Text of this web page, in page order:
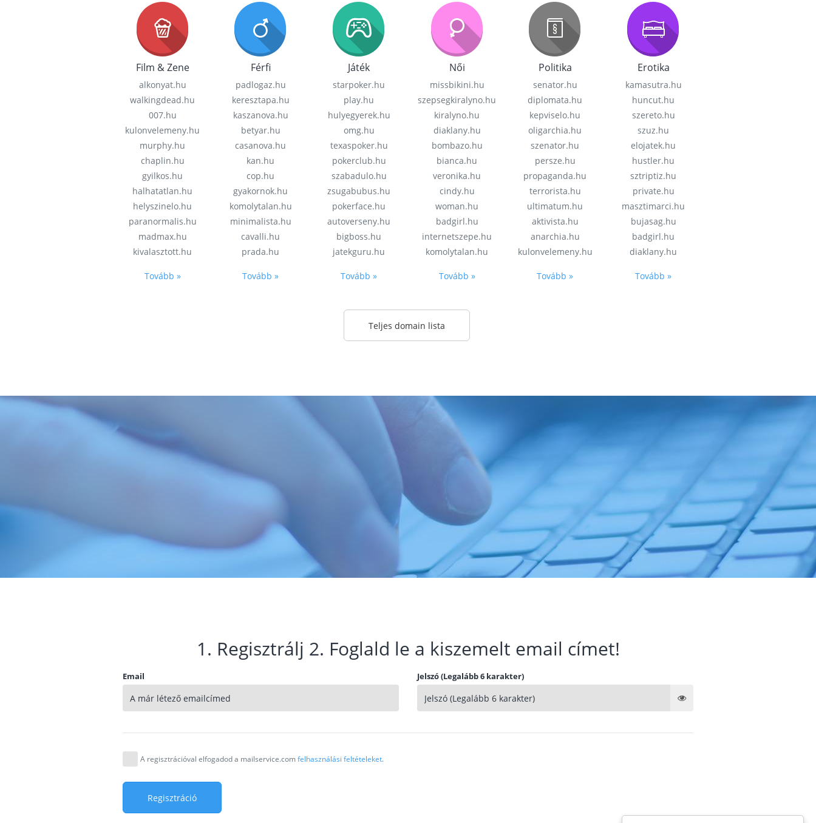
Film & Zene
alkonyat.hu
walkingdead.hu
007.hu
kulonvelemeny.hu
murphy.hu
chaplin.hu
gyilkos.hu
halhatatlan.hu
helyszinelo.hu
paranormalis.hu
madmax.hu
kivalasztott.hu
Tovább »
Férfi
padlogaz.hu
keresztapa.hu
kaszanova.hu
betyar.hu
casanova.hu
kan.hu
cop.hu
gyakornok.hu
komolytalan.hu
minimalista.hu
cavalli.hu
prada.hu
Tovább »
Játék
starpoker.hu
play.hu
hulyegyerek.hu
omg.hu
texaspoker.hu
pokerclub.hu
szabadulo.hu
zsugabubus.hu
pokerface.hu
autoverseny.hu
bigboss.hu
jatekguru.hu
Tovább »
Női
missbikini.hu
szepsegkiralyno.hu
kiralyno.hu
diaklany.hu
bombazo.hu
bianca.hu
veronika.hu
cindy.hu
woman.hu
badgirl.hu
internetszepe.hu
komolytalan.hu
Tovább »
Politika
senator.hu
diplomata.hu
kepviselo.hu
oligarchia.hu
szenator.hu
persze.hu
propaganda.hu
terrorista.hu
ultimatum.hu
aktivista.hu
anarchia.hu
kulonvelemeny.hu
Tovább »
Erotika
kamasutra.hu
huncut.hu
szereto.hu
szuz.hu
elojatek.hu
hustler.hu
sztriptiz.hu
private.hu
masztimarci.hu
bujasag.hu
badgirl.hu
diaklany.hu
Tovább »
Teljes domain lista
1. Regisztrálj 2. Foglald le a kiszemelt email címet!
Email Jelszó (Legalább 6 karakter)
A regisztrációval elfogadod a mailservice.comfelhasználási feltételeket.
Regisztráció